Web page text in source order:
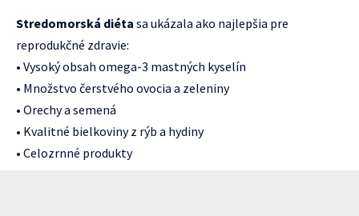
Stredomorská diéta sa ukázala ako najlepšia pre
reprodukčné zdravie:
• Vysoký obsah omega-3 mastných kyselín
• Množstvo čerstvého ovocia a zeleniny
• Orechy a semená
• Kvalitné bielkoviny z rýb a hydiny
• Celozrnné produkty